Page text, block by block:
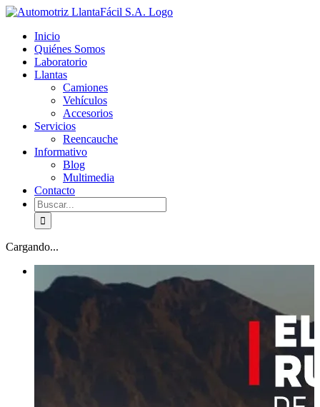
Skip
content
facebook
youtube
Inicio
Quiénes Somos
Laboratorio
Llantas
Camiones
Vehículos
Accesorios
Servicios
Reencauche
Informativo
Blog
Multimedia
Contacto
Buscar:
Cargando...